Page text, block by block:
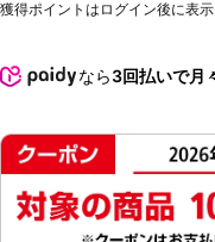
獲得ポイントはログイン後に表示
なら3回払いで月